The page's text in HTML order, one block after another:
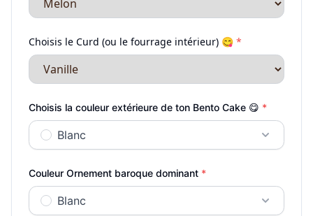
Choisis le Curd (ou le fourrage intérieur) 😋 *
Choisis la couleur extérieure de ton Bento Cake 😋 *
Blanc
Couleur Ornement baroque dominant *
Blanc